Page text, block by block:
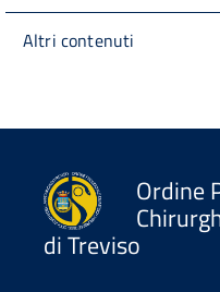
Altri contenuti
Ordine
di Treviso